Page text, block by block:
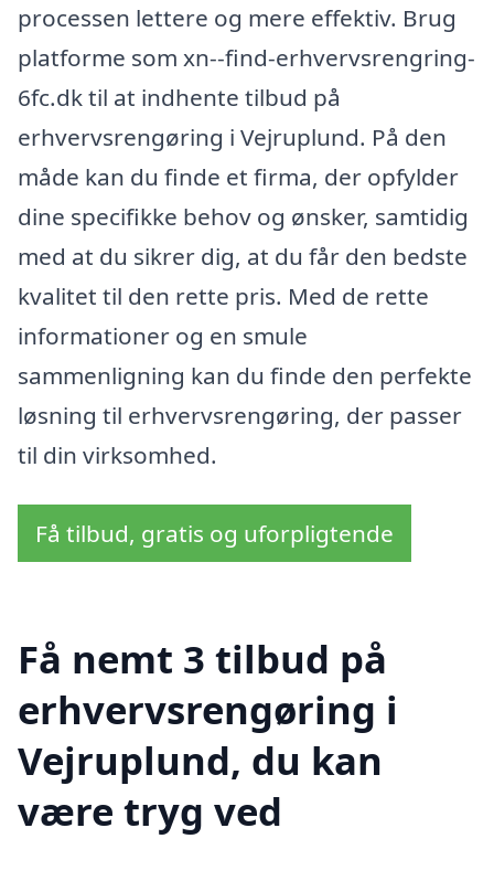
processen lettere og mere effektiv. Brug
platforme som xn--find-erhvervsrengring-
6fc.dk til at indhente tilbud på
erhvervsrengøring i Vejruplund. På den
måde kan du finde et firma, der opfylder
dine specifikke behov og ønsker, samtidig
med at du sikrer dig, at du får den bedste
kvalitet til den rette pris. Med de rette
informationer og en smule
sammenligning kan du finde den perfekte
løsning til erhvervsrengøring, der passer
til din virksomhed.
Få tilbud, gratis og uforpligtende
Få nemt 3 tilbud på
erhvervsrengøring i
Vejruplund, du kan
være tryg ved